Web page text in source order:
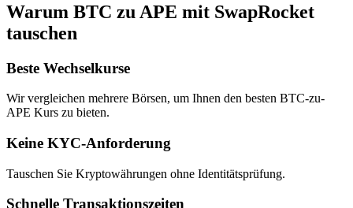
Warum BTC zu APE mit SwapRocket
tauschen
Beste Wechselkurse
Wir vergleichen mehrere Börsen, um Ihnen den besten BTC-zu-
APE Kurs zu bieten.
Keine KYC-Anforderung
Tauschen Sie Kryptowährungen ohne Identitätsprüfung.
Schnelle Transaktionszeiten